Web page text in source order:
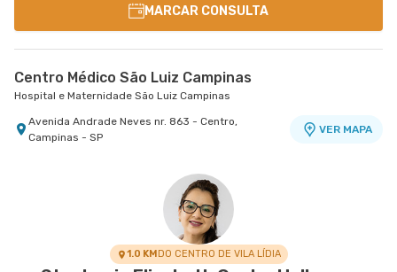
MARCAR CONSULTA
Centro Médico São Luiz Campinas
Hospital e Maternidade São Luiz Campinas
Avenida Andrade Neves nr. 863 - Centro,
Campinas - SP
VER MAPA
1.0 KMDO CENTRO DE VILA LÍDIA